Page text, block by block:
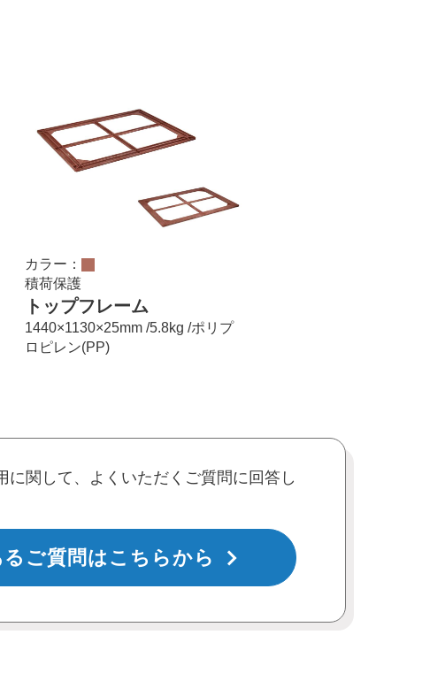
カラー：
積荷保護
トップフレーム
1440×1130×25mm /5.8kg /ポリプ
ロピレン(PP)
に関して、よくいただくご質問に回答し
ご質問はこちらから